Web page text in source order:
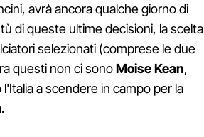
avrà ancora qualche giorno di
di queste ultime decisioni, la scelta
selezionati (comprese le due
questi non ci sonoMoise Kean,
l'Italia a scendere in campo per la